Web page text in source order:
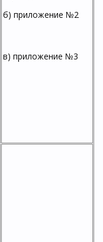
б) приложение №2
в) приложение №3